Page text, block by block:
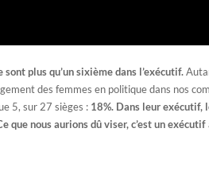
sont plus qu’un sixième dans l’exécutif.
des femmes en politique dans nos
5, sur 27 sièges : 18%. Dans leur exécutif,
nous aurions dû viser, c’est un exécutif